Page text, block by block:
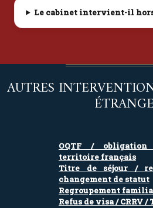
Le cabinet intervient-il hors
AUTRES
OQTF /
territoire français
Titre de séjour /
changement de statut
Regroupement
Refus de visa / CRRV /